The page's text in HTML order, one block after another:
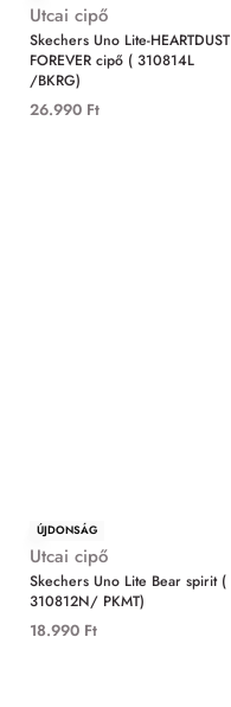
Utcai cipő
Skechers Uno Lite-HEARTDUST
FOREVER cipő ( 310814L
/BKRG)
26.990 Ft
ÚJDONSÁG
Utcai cipő
Skechers Uno Lite Bear spirit (
310812N/ PKMT)
18.990 Ft